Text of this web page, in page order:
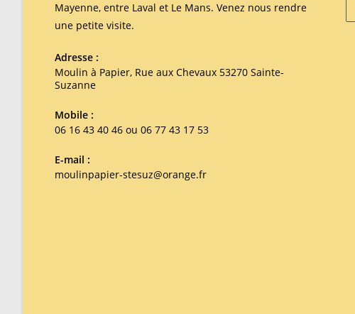
Mayenne, entre Laval et Le Mans. Venez nous rendre
une petite visite.
Adresse :
Moulin à Papier, Rue aux Chevaux 53270 Sainte-
Suzanne
Mobile :
06 16 43 40 46 ou 06 77 43 17 53
E-mail :
moulinpapier-stesuz@orange.fr